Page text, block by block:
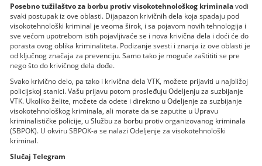
Posebno tužilaštvo za borbu protiv visokotehnološkog kriminalavodi
svaki postupak iz ove oblasti. Dijapazon krivičnih dela koja spadaju pod
visokotehnološki kriminal je veoma širok, i sa pojavom novih tehnologija i
sve većom upotrebom istih pojavljivaće se i nova krivična dela i doći će do
porasta ovog oblika kriminaliteta. Podizanje svesti i znanja iz ove oblasti je
od ključnog značaja za prevenciju. Samo tako je moguće zaštititi se pre
nego što do krivičnog dela dođe.
Svako krivično delo, pa tako i krivična dela VTK, možete prijaviti u najbližoj
policijskoj stanici. Vašu prijavu potom prosleđuju Odeljenju za suzbijanje
VTK. Ukoliko želite, možete da odete i direktno u Odeljenje za suzbijanje
visokotehnološkog kriminala, ali morate da se zaputite u Upravu
kriminalističke policije, u Službu za borbu protiv organizovanog kriminala
(SBPOK). U okviru SBPOK-a se nalazi Odeljenje za visokotehnološki
kriminal.
Slučaj Telegram